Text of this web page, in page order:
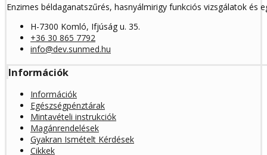
Enzimes béldaganatszűrés, hasnyálmirigy funkciós vizsgálatok és
H-7300 Komló, Ifjúság u. 35.
+36 30 865 7792
info@dev.sunmed.hu
Információk
Információk
Egészségpénztárak
Mintavételi instrukciók
Magánrendelések
Gyakran Ismételt Kérdések
Cikkek